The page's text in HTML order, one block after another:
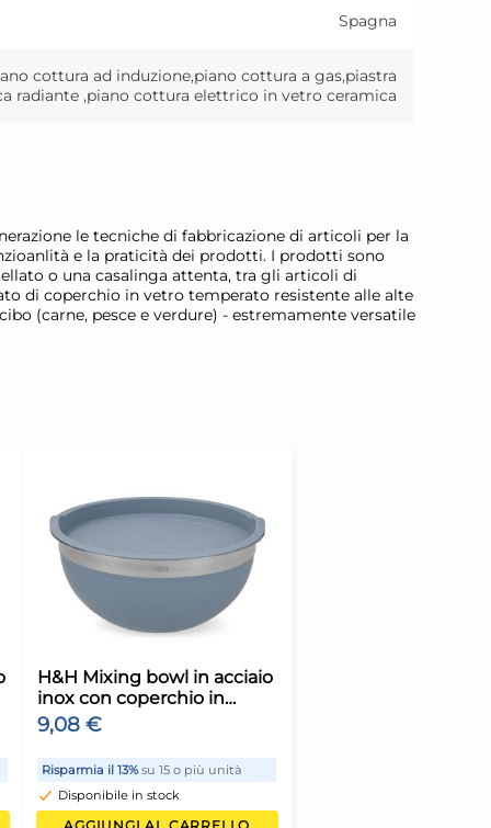
Spagna
cottura ad induzione,piano cottura a gas,piastra
radiante ,piano cottura elettrico in vetro ceramica
le tecniche di fabbricazione di articoli per la
e la praticità dei prodotti. I prodotti sono
o una casalinga attenta, tra gli articoli di
di coperchio in vetro temperato resistente alle alte
(carne, pesce e verdure) - estremamente versatile